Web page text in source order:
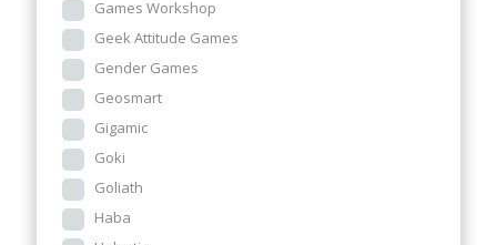
Games Workshop
Geek Attitude Games
Gender Games
Geosmart
Gigamic
Goki
Goliath
Haba